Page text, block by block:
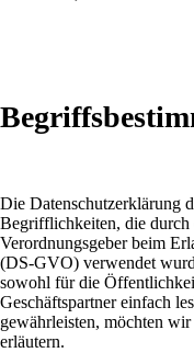
Die Datenschutzerklärung
Begrifflichkeiten, die durch
Verordnungsgeber beim
(DS-GVO) verwendet
sowohl für die
Geschäftspartner einfach
gewährleisten, möchten
erläutern.